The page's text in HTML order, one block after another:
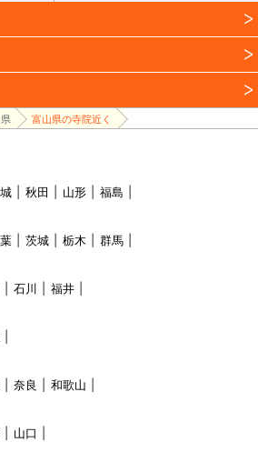
富山県の寺院近く
秋田 山形
福島
茨城 栃木
群馬
石川
福井
奈良
和歌山
山口